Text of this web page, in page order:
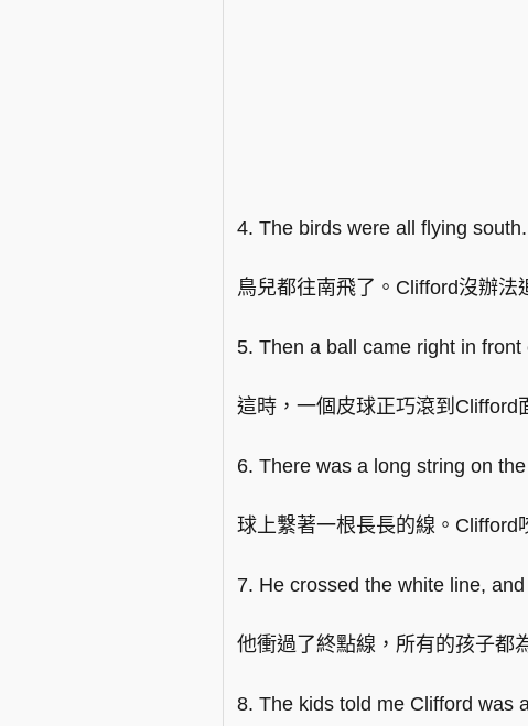
4. The birds were all flying
鳥兒都往南飛了。Clifford沒辦
5. Then a ball came right in front
這時，一個皮球正巧滾到Clifford
6. There was a long string on
球上繫著一根長長的線。Clifford
7. He crossed the white line,
他衝過了終點線，所有的孩子都
8. The kids told me Clifford was